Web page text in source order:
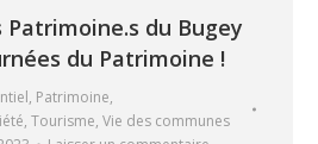
Patrimoine.s du Bugey
du Patrimoine !
, Patrimoine,
, Tourisme, Vie des communes